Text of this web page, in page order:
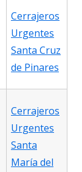
Cerrajeros
Urgentes
Santa Cruz
de Pinares
Cerrajeros
Urgentes
Santa
María del